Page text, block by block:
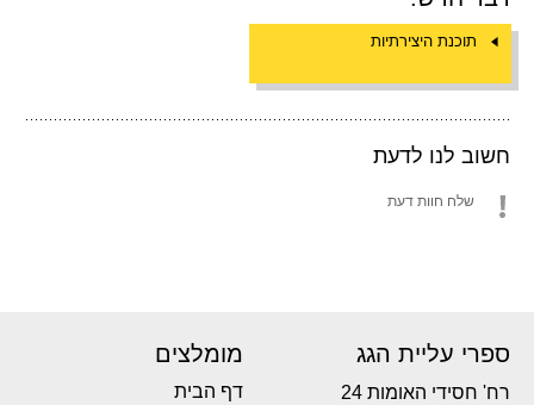
תוכנת היצירתיות
חשוב לנו לדעת
שלח חוות דעת
ספרי עליית הגג
רח' חסידי האומות 24
מומלצים
דף הבית